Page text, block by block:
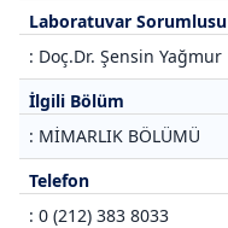
Laboratuvar Sorumlusu
: Doç.Dr. Şensin Yağmur
İlgili Bölüm
: MİMARLIK BÖLÜMÜ
Telefon
: 0 (212) 383 8033